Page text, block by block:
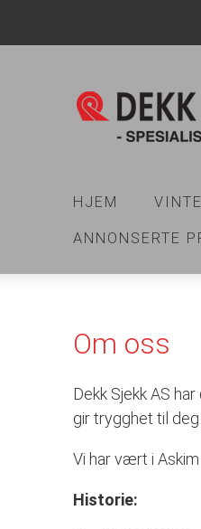
HJEM
ANNONSERTE
Om oss
Dekk Sjekk AS
gir trygghet til
Vi har vært i
Historie: